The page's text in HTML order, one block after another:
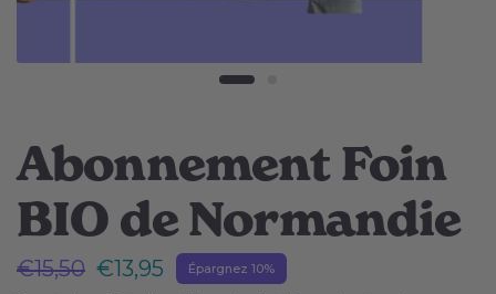
Abonnement Foin
BIO de Normandie
€15,50 €13,95 Épargnez 10%